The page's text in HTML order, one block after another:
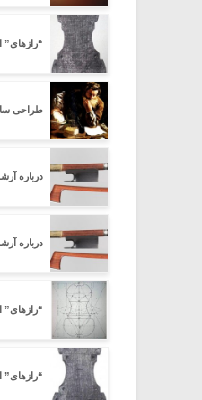
“رازهای”
طراحی
درباره
درباره
“رازهای”
“رازهای”